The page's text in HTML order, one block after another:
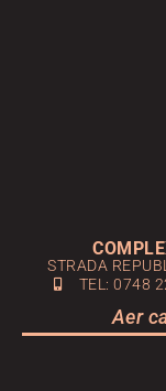
STRADA
TEL: 0748
Aer